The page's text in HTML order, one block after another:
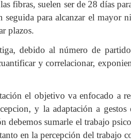
fibras, suelen ser de 28 días
seguida para alcanzar el
plazos.
debido al número de
y correlacionar,
el objetivo va enfocado a
y la adaptación a
debemos sumarle el trabajo
en la percepción del trabajo